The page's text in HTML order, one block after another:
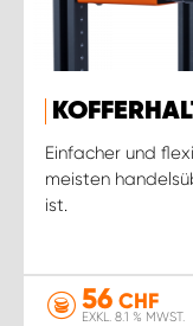
Einfacher und
meisten
ist.
56 CHF
EXKL. 8.1 % MWST.